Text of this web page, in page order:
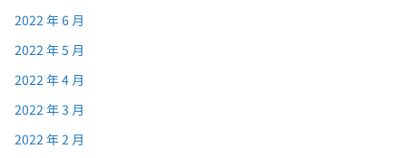
2022 年 6 月
2022 年 5 月
2022 年 4 月
2022 年 3 月
2022 年 2 月